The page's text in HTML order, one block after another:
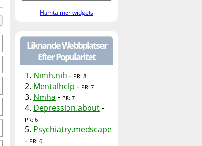
Hämta mer widgets
Liknande Webbplatser
Efter Popularitet
1. Nimh.nih - PR: 8
2. Mentalhelp - PR: 7
3. Nmha - PR: 7
4. Depression.about-
PR: 6
5. Psychiatry.medscape
- PR: 6